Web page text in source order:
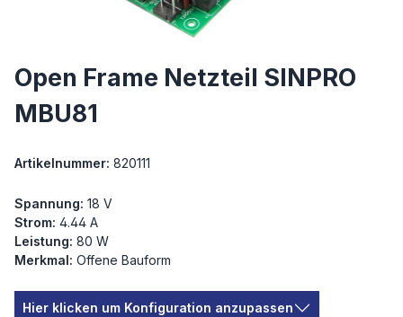
Open Frame Netzteil SINPRO
MBU81
Artikelnummer: 820111
Spannung: 18 V
Strom: 4.44 A
Leistung: 80 W
Merkmal: Offene Bauform
Hier klicken um Konfiguration anzupassen